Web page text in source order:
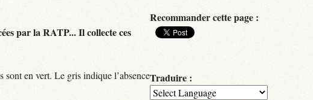
par la RATP... Il collecte ces
en vert. Le gris indique l’absence
Recommander cette page :
Traduire :